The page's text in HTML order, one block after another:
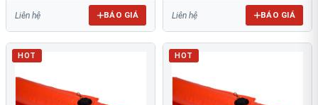
Liên hệ BÁO GIÁ Liên hệ BÁO GIÁ
HOT HOT